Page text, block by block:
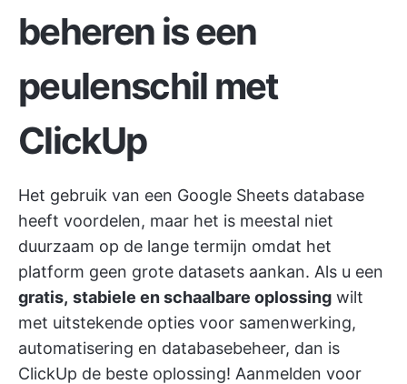
beheren is een
peulenschil met
ClickUp
Het gebruik van een Google Sheets database
heeft voordelen, maar het is meestal niet
duurzaam op de lange termijn omdat het
platform geen grote datasets aankan. Als u een
gratis, stabiele en schaalbare oplossing wilt
met uitstekende opties voor samenwerking,
automatisering en databasebeheer, dan is
ClickUp de beste oplossing! Aanmelden voor